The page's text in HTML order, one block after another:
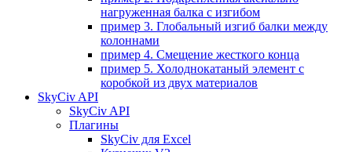
нагруженная балка с изгибом
пример 3. Глобальный изгиб балки между
колоннами
пример 4. Смещение жесткого конца
пример 5. Холоднокатаный элемент с
коробкой из двух материалов
SkyCiv API
SkyCiv API
Плагины
SkyCiv для Excel